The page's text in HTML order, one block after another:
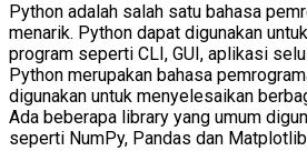
Python adalah salah satu bahasa
menarik. Python dapat digunakan
program seperti CLI, GUI, aplikasi
Python merupakan bahasa
digunakan untuk menyelesaikan
Ada beberapa library yang umum
seperti NumPy, Pandas dan